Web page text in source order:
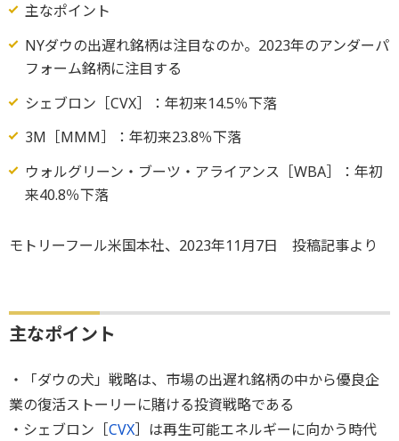
主なポイント
NYダウの出遅れ銘柄は注目なのか。2023年のアンダーパ
フォーム銘柄に注目する
シェブロン［CVX］：年初来14.5％下落
3M［MMM］：年初来23.8％下落
ウォルグリーン・ブーツ・アライアンス［WBA］：年初
来40.8％下落
モトリーフール米国本社、2023年11月7日 投稿記事より
主なポイント
・「ダウの犬」戦略は、市場の出遅れ銘柄の中から優良企
業の復活ストーリーに賭ける投資戦略である
・シェブロン［CVX］は再生可能エネルギーに向かう時代